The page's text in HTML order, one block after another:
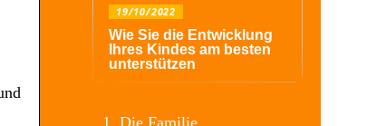
19/10/2022
Wie Sie die Entwicklung
Ihres Kindes am besten
unterstützen
Die Familie